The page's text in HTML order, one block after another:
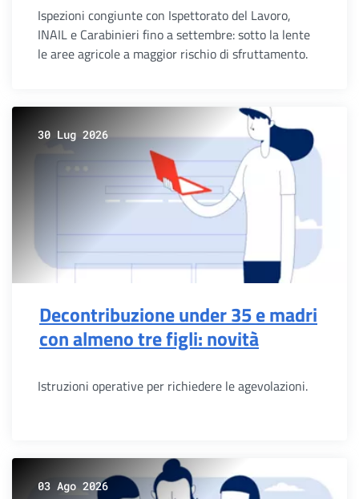
Ispezioni congiunte con Ispettorato del Lavoro,
INAIL e Carabinieri fino a settembre: sotto la lente
le aree agricole a maggior rischio di sfruttamento.
30 Lug 2026
Decontribuzione under 35 e madri
con almeno tre figli: novità
Istruzioni operative per richiedere le agevolazioni.
03 Ago 2026